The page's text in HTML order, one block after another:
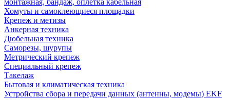
монтажная, бандаж, оплетка кабельная
Хомуты и самоклеющиеся площадки
Крепеж и метизы
Анкерная техника
Дюбельная техника
Саморезы, шурупы
Метрический крепеж
Специальный крепеж
Такелаж
Бытовая и климатическая техника
Устройства сбора и передачи данных (антенны, модемы) EKF